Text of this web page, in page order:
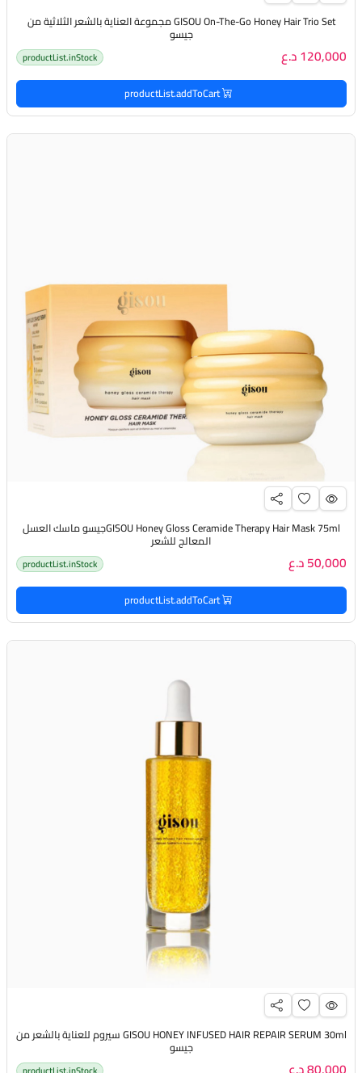
GISOU On-The-Go Honey Hair Trio Set مجموعة العناية بالشعر الثلاثية من
جيسو
120,000 د.ع productList.inStock
productList.addToCart
GISOU Honey Gloss Ceramide Therapy Hair Mask 75mlجيسو ماسك العسل
المعالج للشعر
50,000 د.ع productList.inStock
productList.addToCart
GISOU HONEY INFUSED HAIR REPAIR SERUM 30ml سيروم للعناية بالشعر من
جيسو